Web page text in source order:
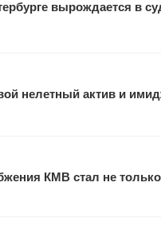
вырождается в
нелетный актив и
КМВ стал не